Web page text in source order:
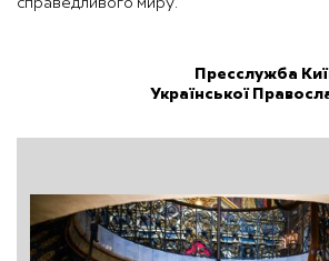
Пресслужба
Української